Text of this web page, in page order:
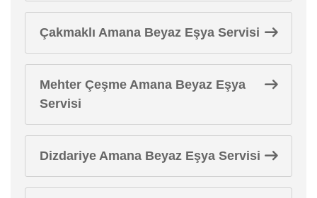
Çakmaklı Amana Beyaz Eşya Servisi
Mehter Çeşme Amana Beyaz Eşya
Servisi
Dizdariye Amana Beyaz Eşya Servisi